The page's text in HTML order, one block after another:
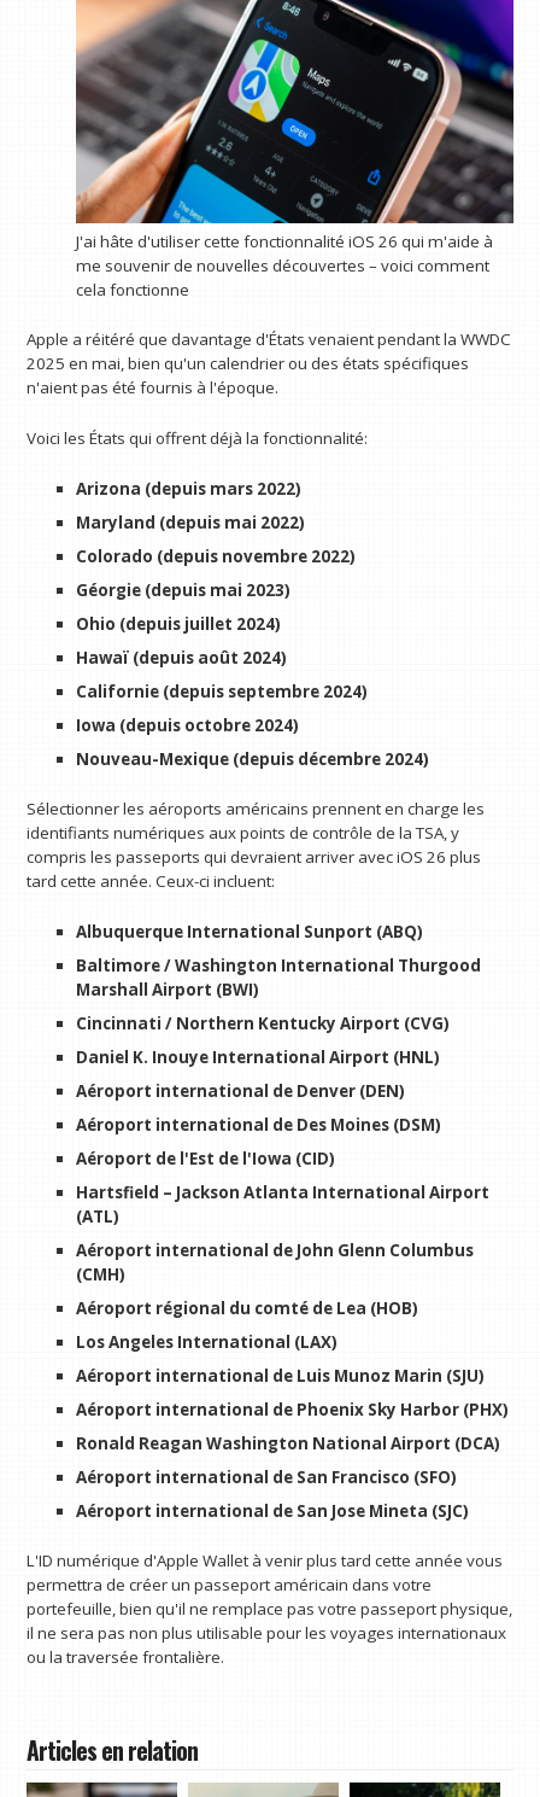
J'ai hâte d'utiliser cette fonctionnalité iOS 26 qui m'aide à
me souvenir de nouvelles découvertes – voici comment
cela fonctionne
Apple a réitéré que davantage d'États venaient pendant la WWDC
2025 en mai, bien qu'un calendrier ou des états spécifiques
n'aient pas été fournis à l'époque.
Voici les États qui offrent déjà la fonctionnalité:
Arizona (depuis mars 2022)
Maryland (depuis mai 2022)
Colorado (depuis novembre 2022)
Géorgie (depuis mai 2023)
Ohio (depuis juillet 2024)
Hawaï (depuis août 2024)
Californie (depuis septembre 2024)
Iowa (depuis octobre 2024)
Nouveau-Mexique (depuis décembre 2024)
Sélectionner les aéroports américains prennent en charge les
identifiants numériques aux points de contrôle de la TSA, y
compris les passeports qui devraient arriver avec iOS 26 plus
tard cette année. Ceux-ci incluent:
Albuquerque International Sunport (ABQ)
Baltimore / Washington International Thurgood
Marshall Airport (BWI)
Cincinnati / Northern Kentucky Airport (CVG)
Daniel K. Inouye International Airport (HNL)
Aéroport international de Denver (DEN)
Aéroport international de Des Moines (DSM)
Aéroport de l'Est de l'Iowa (CID)
Hartsfield – Jackson Atlanta International Airport
(ATL)
Aéroport international de John Glenn Columbus
(CMH)
Aéroport régional du comté de Lea (HOB)
Los Angeles International (LAX)
Aéroport international de Luis Munoz Marin (SJU)
Aéroport international de Phoenix Sky Harbor (PHX)
Ronald Reagan Washington National Airport (DCA)
Aéroport international de San Francisco (SFO)
Aéroport international de San Jose Mineta (SJC)
L'ID numérique d'Apple Wallet à venir plus tard cette année vous
permettra de créer un passeport américain dans votre
portefeuille, bien qu'il ne remplace pas votre passeport physique,
il ne sera pas non plus utilisable pour les voyages internationaux
ou la traversée frontalière.
Articles en relation